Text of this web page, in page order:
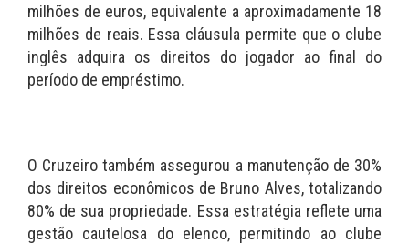
milhões de euros, equivalente a aproximadamente 18
milhões de reais. Essa cláusula permite que o clube
inglês adquira os direitos do jogador ao final do
período de empréstimo.
O Cruzeiro também assegurou a manutenção de 30%
dos direitos econômicos de Bruno Alves, totalizando
80% de sua propriedade. Essa estratégia reflete uma
gestão cautelosa do elenco, permitindo ao clube